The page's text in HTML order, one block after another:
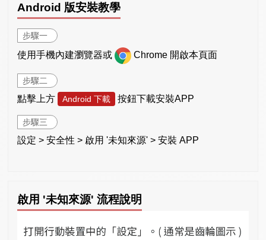
Android 版安裝教學
步驟一
使用手機內建瀏覽器或 Chrome 開啟本頁面
步驟二
點擊上方 Android 下載 按鈕下載安裝APP
步驟三
設定 > 安全性 > 啟用 '未知來源' > 安裝 APP
啟用 '未知來源' 流程說明